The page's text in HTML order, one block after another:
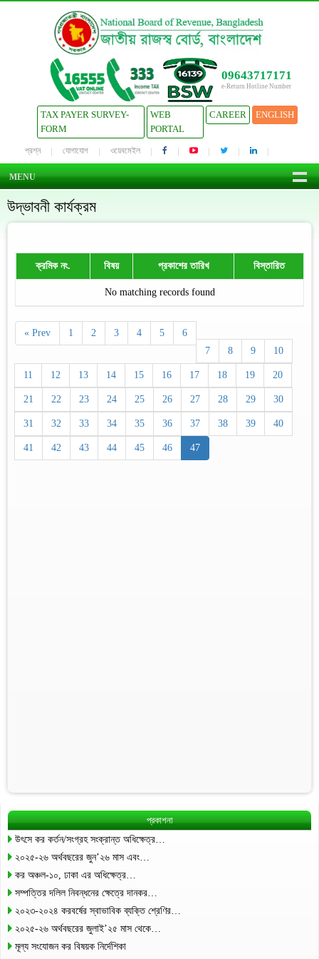
09643717171
e-Return Hotline Number
TAX PAYER SURVEY-
FORM
WEB
PORTAL
CAREER ENGLISH
প্রশ্ন যোগাযোগ ওয়েবমেইল
MENU
উদ্ভাবনী কার্যক্রম
ক্রমিক নং. বিষয় প্রকাশের তারিখ বিস্তারিত
No matching records found
« Prev 1 2 3 4 5
6
7
8 9 10
11 12 13 14 15 16 17 18 19 20
21 22 23 24 25 26 27 28 29 30
31 32 33 34 35 36 37 38 39 40
41 42 43 44 45 46 47
প্রকাশনা
উৎসে কর কর্তন/সংগ্রহ সংক্রান্ত অধিক্ষেত্র…
২০২৫-২৬ অর্থবছরের জুন’২৬ মাস এবং…
কর অঞ্চল-১০, ঢাকা এর অধিক্ষেত্র…
সম্পত্তির দলিল নিবন্ধনের ক্ষেত্রে দানকর…
২০২৩-২০২৪ করবর্ষের স্বাভাবিক ব্যক্তি শ্রেণির…
২০২৫-২৬ অর্থবছরের জুলাই’২৫ মাস থেকে…
মূল্য সংযোজন কর বিষয়ক নির্দেশিকা